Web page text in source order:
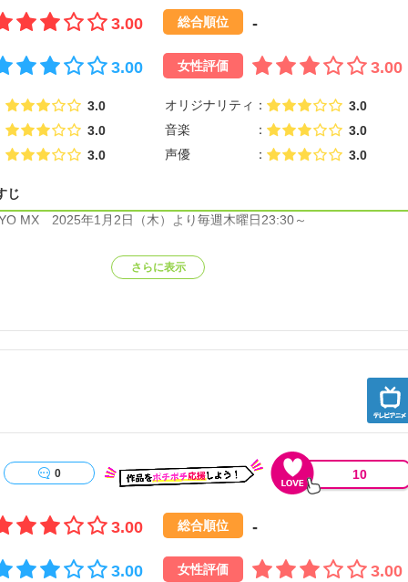
3.00 総合順位 -
3.00 女性評価 3.00
3.0 オリジナリティ
3.0
3.0
音楽
3.0
3.0
声優 3.0
じ
MX 2025年1月2日（木）より毎週木曜日23:30～
さらに表示
0 10
3.00 総合順位 -
3.00 女性評価 3.00